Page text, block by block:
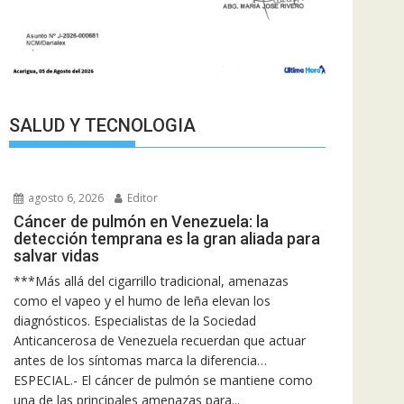
SALUD Y TECNOLOGIA
agosto 6, 2026 Editor
Cáncer de pulmón en Venezuela: la
detección temprana es la gran aliada para
salvar vidas
***Más allá del cigarrillo tradicional, amenazas
como el vapeo y el humo de leña elevan los
diagnósticos. Especialistas de la Sociedad
Anticancerosa de Venezuela recuerdan que actuar
antes de los síntomas marca la diferencia…
ESPECIAL.- El cáncer de pulmón se mantiene como
una de las principales amenazas para...